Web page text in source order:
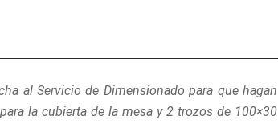
al Servicio de Dimensionado para que hagan
la cubierta de la mesa y 2 trozos de 100×30